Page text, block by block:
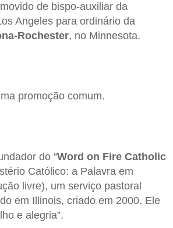
de bispo-auxiliar da
Angeles para ordinário da
Rochester, no Minnesota.
promoção comum.
do “Word on Fire Catholic
Católico: a Palavra em
livre), um serviço pastoral
em Illinois, criado em 2000. Ele
e alegria”.